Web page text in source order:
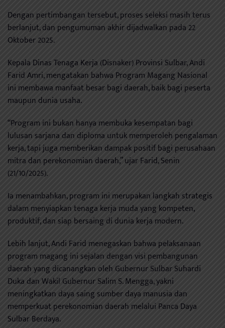
Dengan pertimbangan tersebut, proses seleksi masih terus
berlanjut, dan pengumuman akhir dijadwalkan pada 22
Oktober 2025.
Kepala Dinas Tenaga Kerja (Disnaker) Provinsi Sulbar, Andi
Farid Amri, mengatakan bahwa Program Magang Nasional
ini membawa manfaat besar bagi daerah, baik bagi peserta
maupun dunia usaha.
“Program ini bukan hanya membuka kesempatan bagi
lulusan sarjana dan diploma untuk memperoleh pengalaman
kerja, tapi juga memberikan dampak positif bagi perusahaan
mitra dan perekonomian daerah,” ujar Farid, Senin
(21/10/2025).
Ia menambahkan, program ini merupakan langkah strategis
dalam menyiapkan tenaga kerja muda yang kompeten,
produktif, dan siap bersaing di dunia kerja modern.
Lebih lanjut, Andi Farid menegaskan bahwa pelaksanaan
program magang ini sejalan dengan visi pembangunan
daerah yang dicanangkan oleh Gubernur Sulbar Suhardi
Duka dan Wakil Gubernur Salim S. Mengga, yakni
meningkatkan daya saing sumber daya manusia dan
memperkuat perekonomian daerah melalui Panca Daya
Sulbar Berdaya.